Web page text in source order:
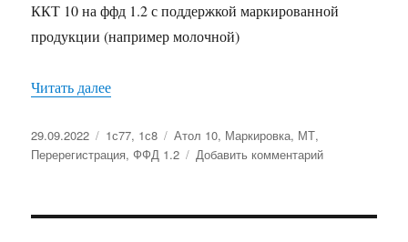
ККТ 10 на ффд 1.2 с поддержкой маркированной
продукции (например молочной)
Читать далее«Перерегистрация Атол 10 Первый офд ФФД
Опубликовано
29.09.2022 Рубрики
1с77, 1с8 Метки
Атол 10, Маркировка, МТ,
Перерегистрация,ФФД 1.2 Добавить комментарийк
Атол